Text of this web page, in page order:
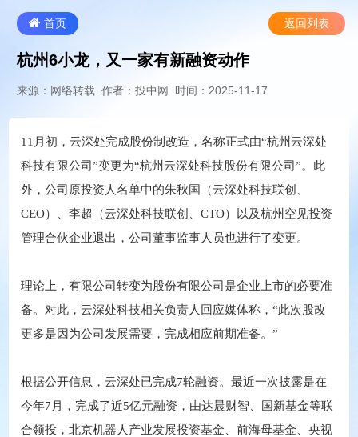
首页 返回列表
杭州6小龙，又一家有新融资动作
来源：网络转载 作者：投中网 时间：2025-11-17
11月初，云深处完成股份制改造，名称正式由“杭州云深处
科技有限公司”变更为“杭州云深处科技股份有限公司”。此
外，公司原投资人名单中的朱秋国（云深处科技联创、
CEO）、李超（云深处科技联创、CTO）以及杭州空见投资
管理合伙企业退出，公司董事监事人员也进行了变更。
理论上，有限公司转变为股份有限公司是企业上市的必要准
备。对此，云深处科技相关负责人回应媒体称，“此次股改
更多是因为公司发展需要，完成相应前期准备。”
根据公开信息，云深处已完成7轮融资。最近一次披露是在
今年7月，完成了近5亿元融资，由达晨财智、国新基金等联
合领投，北京机器人产业发展投资基金、前海母基金、央视